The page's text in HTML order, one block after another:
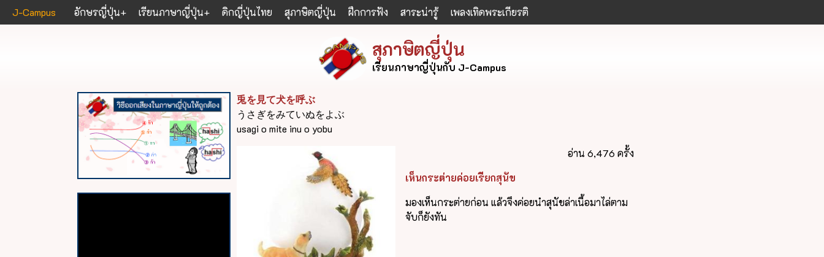
J-Campus อักษรญี่ปุ่น เรียนภาษาญี่ปุ่น ดิกญี่ปุ่นไทย สุภาษิตญี่ปุ่น ฝึกการฟัง สาระน่ารู้ เพลงเทิดพระเกียรติ
สุภาษิตญี่ปุ่น
เรียนภาษาญี่ปุ่นกับ J-Campus
兎を見て犬を呼ぶ
うさぎをみていぬをよぶ
usagi o mite inu o yobu
อ่าน 6,476 ครั้ง
เห็นกระต่ายค่อยเรียกสุนัข
มองเห็นกระต่ายก่อน แล้วจึงค่อยนำสุนัขล่าเนื้อมาไล่ตาม
จับก็ยังทัน